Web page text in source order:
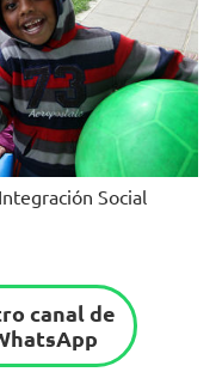
Social
canal de